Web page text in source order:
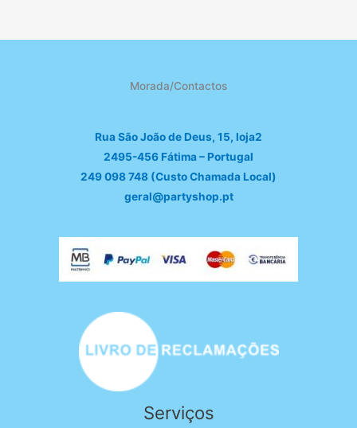
Morada/Contactos
Rua São João de Deus, 15, loja2
2495-456 Fátima – Portugal
249 098 748 (Custo Chamada Local)
geral@partyshop.pt
Serviços